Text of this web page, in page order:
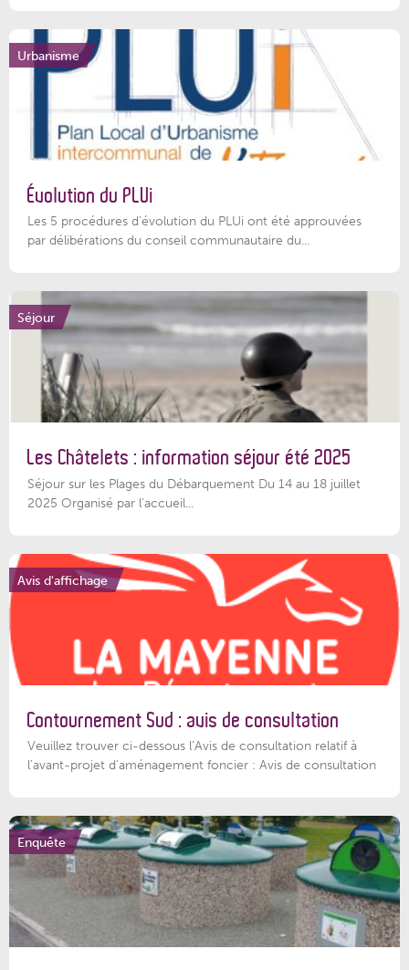
Urbanisme
Évolution du PLUi
Les 5 procédures d’évolution du PLUi ont été approuvées
par délibérations du conseil communautaire du...
Séjour
Les Châtelets : information séjour été 2025
Séjour sur les Plages du Débarquement Du 14 au 18 juillet
2025 Organisé par l’accueil...
Avis d'affichage
Contournement Sud : avis de consultation
Veuillez trouver ci-dessous l’Avis de consultation relatif à
l'avant-projet d'aménagement foncier : Avis de consultation
Enquête